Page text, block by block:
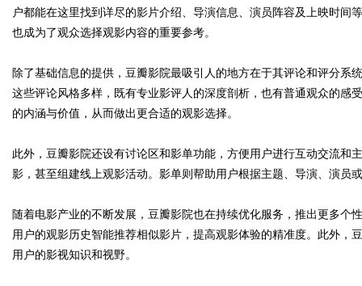
户都能在这里找到详尽的影片介绍、导演信息、演员阵容及上映时间
也成为了观众选择观影内容的重要参考。
除了基础信息的提供，豆瓣影院最吸引人的地方在于其评论和评分系
这些评论风格多样，既有专业影评人的深度剖析，也有普通观众的感
的内涵与价值，从而做出更合适的观影选择。
此外，豆瓣影院还设有讨论区和影单功能，方便用户进行互动交流和
影，甚至组建线上观影活动。影单则帮助用户根据主题、导演、演员
随着电影产业的不断发展，豆瓣影院也在持续优化服务，推出更多个
用户的观影历史智能推荐相似影片，提高观影体验的精准度。此外，
用户的影视知识和视野。